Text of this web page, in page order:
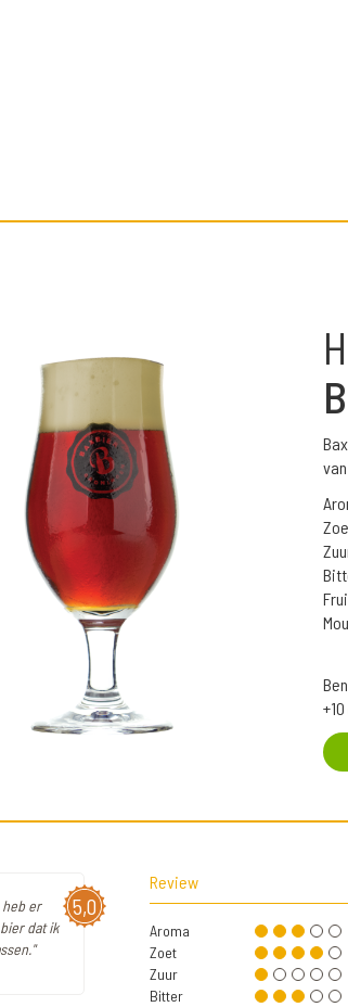
+10
5,0
heb er
dat ik
Review
Aroma
Zoet
Zuur
Bitter